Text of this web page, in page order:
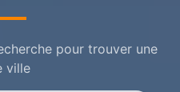
pour trouver une
ville